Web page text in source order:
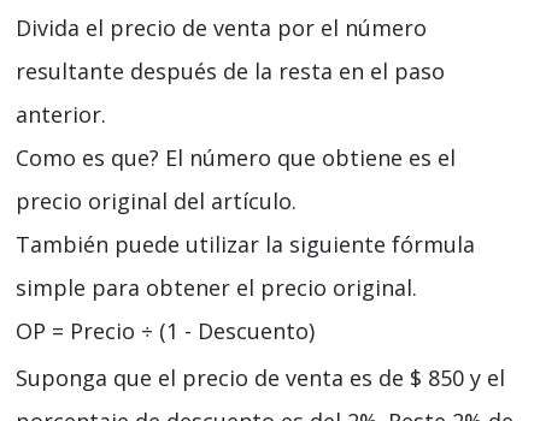
Divida el precio de venta por el número
resultante después de la resta en el paso
anterior.
Como es que? El número que obtiene es el
precio original del artículo.
También puede utilizar la siguiente fórmula
simple para obtener el precio original.
OP = Precio ÷ (1 - Descuento)
Suponga que el precio de venta es de $ 850 y el